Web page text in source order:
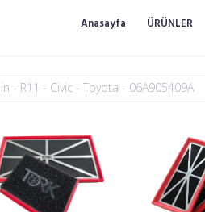
Anasayfa ÜRÜNLER